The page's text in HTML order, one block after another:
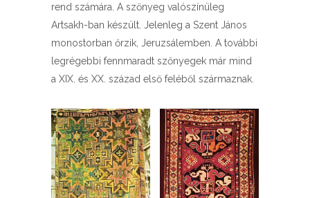
rend számára. A szőnyeg valószínüleg
Artsakh-ban készült. Jelenleg a Szent János
monostorban őrzik, Jeruzsálemben. A további
legrégebbi fennmaradt szőnyegek már mind
a XIX. és XX. század első feléből származnak.